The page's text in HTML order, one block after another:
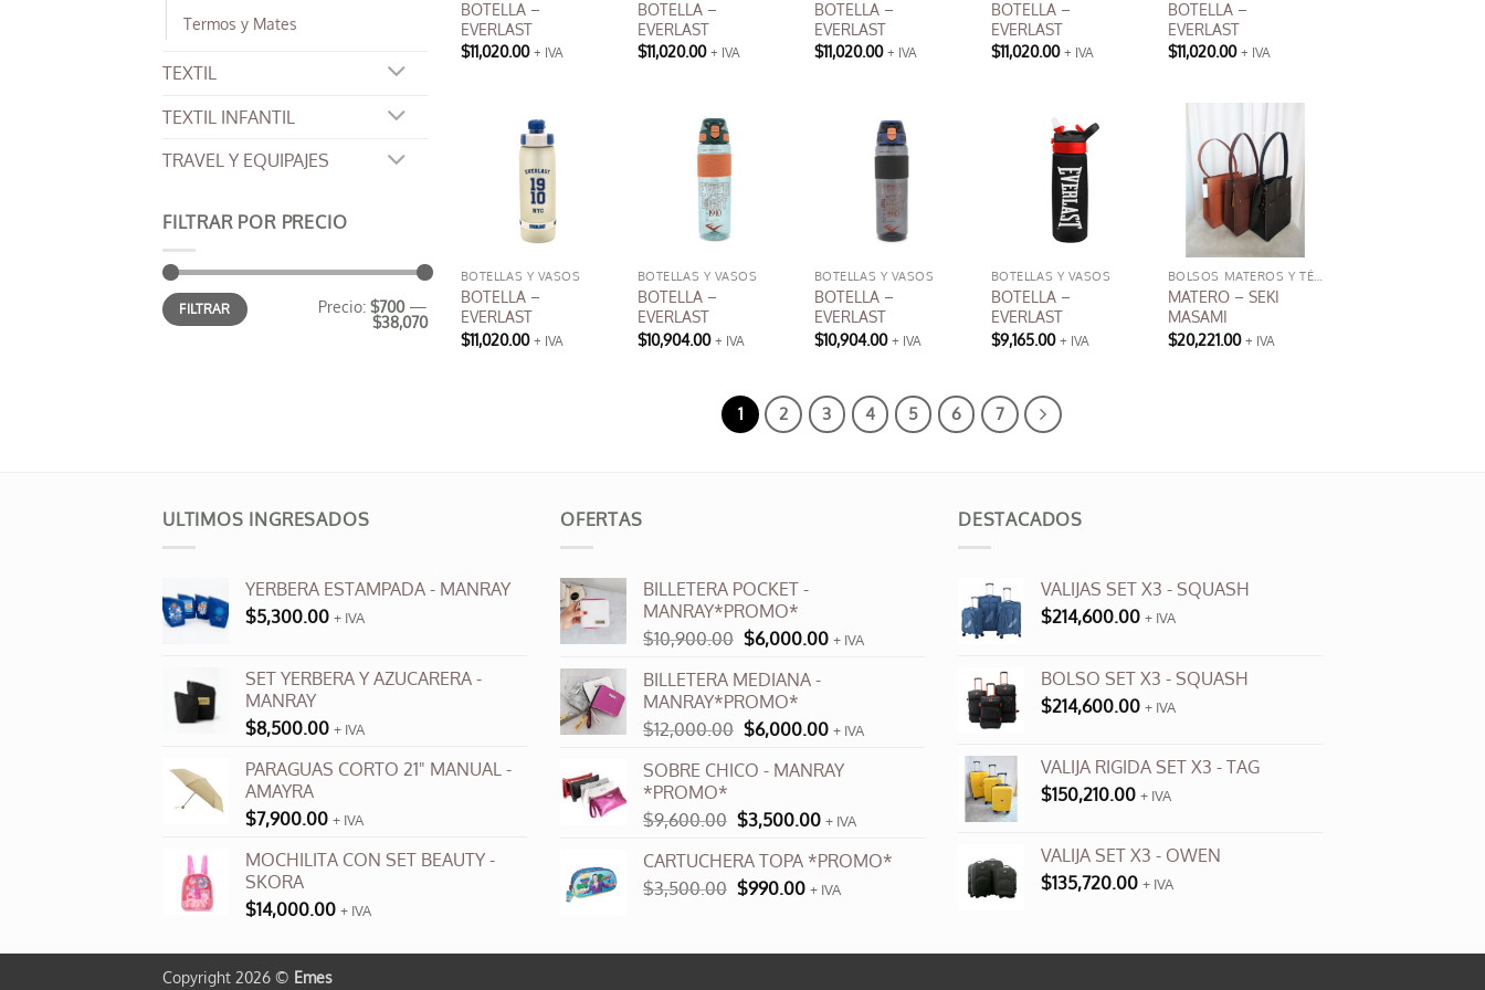
Termos y Mates
TEXTIL
TEXTIL INFANTIL
TRAVEL Y EQUIPAJES
FILTRAR POR PRECIO
Precio
mínimo
Precio
máximo
FILTRAR Precio: $700—
$38,070
elegir
en
la
producto
elegir
en
la
elegir
en
la
producto
BOTELLA –
EVERLAST
$11,020.00 + IVA
BOTELLA –
EVERLAST
$11,020.00 + IVA
BOTELLA –
EVERLAST
$11,020.00 + IVA
BOTELLA –
EVERLAST
$11,020.00 + IVA
BOTELLA –
EVERLAST
$11,020.00 + IVA
BOTELLAS Y VASOS
BOTELLA –
EVERLAST
$11,020.00 + IVA
BOTELLAS Y VASOS
BOTELLA –
EVERLAST
$10,904.00 + IVA
BOTELLAS Y VASOS
BOTELLA –
EVERLAST
$10,904.00 + IVA
BOTELLAS Y VASOS
BOTELLA –
EVERLAST
$9,165.00 + IVA
BOLSOS MATEROS Y TÉRMICOS
MATERO – SEKI
MASAMI
$20,221.00 + IVA
elegir
en
de
producto
1 2 3 4 5 6 7
ULTIMOS INGRESADOS
YERBERA ESTAMPADA - MANRAY
$5,300.00 + IVA
SET YERBERA Y AZUCARERA -
MANRAY
$8,500.00 + IVA
PARAGUAS CORTO 21" MANUAL -
AMAYRA
$7,900.00 + IVA
MOCHILITA CON SET BEAUTY -
SKORA
$14,000.00 + IVA
OFERTAS
BILLETERA POCKET -
MANRAY*PROMO*
$10,900.00 El
original
era:
$10,900.00.
$6,000.00El
$6,000.00.
+ IVA
BILLETERA MEDIANA -
MANRAY*PROMO*
$12,000.00 El
original
$12,000.00.
$6,000.00El
actual
$6,000.00.
+ IVA
SOBRE CHICO - MANRAY
*PROMO*
$9,600.00 El
original
era:
$3,500.00El
actual
es:
+ IVA
CARTUCHERA TOPA *PROMO*
$3,500.00 El
era:
$990.00El
es:
+ IVA
DESTACADOS
VALIJAS SET X3 - SQUASH
$214,600.00 + IVA
BOLSO SET X3 - SQUASH
$214,600.00 + IVA
VALIJA RIGIDA SET X3 - TAG
$150,210.00 + IVA
VALIJA SET X3 - OWEN
$135,720.00 + IVA
Copyright 2026 © Emes